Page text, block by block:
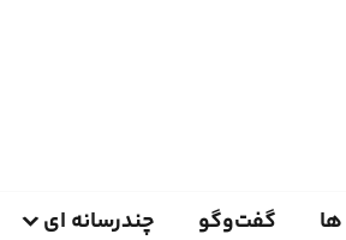
گفت‌وگو چندرسانه ای